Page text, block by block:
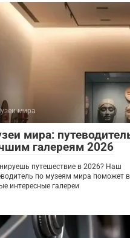
мира
мира:
галереям 2026
путешествие в 2026? Наш
по музеям мира поможет
интересные галереи